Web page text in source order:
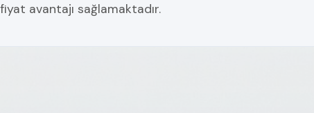
fiyat avantajı sağlamaktadır.